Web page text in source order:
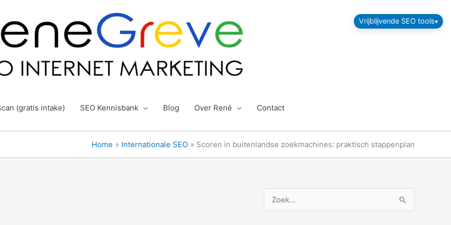
(gratis intake) SEO Kennisbank Blog Over René Contact
Vrijblijvende SEO tools
Home Internationale SEO Scoren in buitenlandse zoekmachines: praktisch stappenplan
o